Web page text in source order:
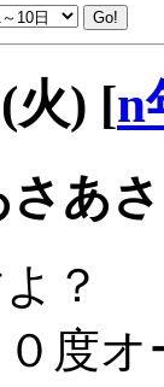
火) [n
あ
？
度